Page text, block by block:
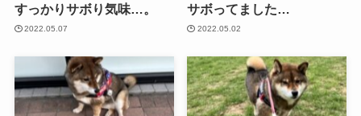
すっかりサボり気味…。
2022.05.07
サボってました…
2022.05.02